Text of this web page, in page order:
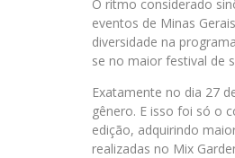
O ritmo considerado
eventos de Minas
diversidade na
se no maior festival de
Exatamente no dia 27
gênero. E isso foi só o
edição, adquirindo
realizadas no Mix